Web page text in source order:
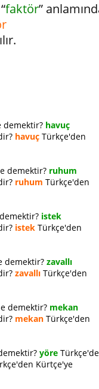
faktör”
demektir? havuç
havuç Türkçe'den
demektir? ruhum
ruhum Türkçe'den
istek
istek Türkçe'den
demektir? zavallı
zavallı Türkçe'den
demektir? mekan
mekan Türkçe'den
yöre
Kürtçe'ye